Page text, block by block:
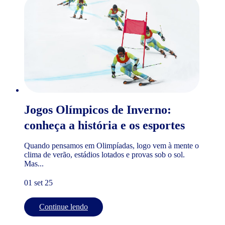
Jogos Olímpicos de Inverno:
conheça a história e os esportes
Quando pensamos em Olimpíadas, logo vem à mente o
clima de verão, estádios lotados e provas sob o sol.
Mas...
01 set 25
Continue lendo